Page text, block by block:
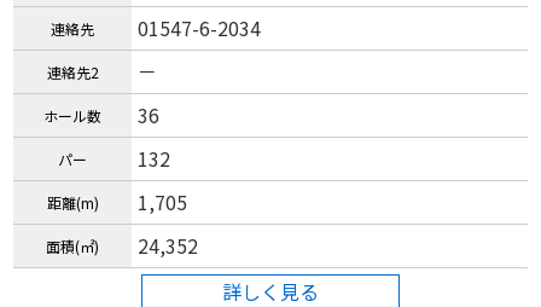
連絡先 01547-6-2034
連絡先2 －
ホール数 36
パー 132
距離(m) 1,705
面積(㎡)
24,352
詳しく見る